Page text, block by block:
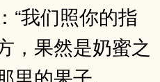
“我们照你的指
，果然是奶蜜之
里的果子。